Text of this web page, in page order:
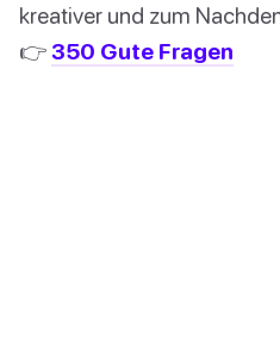
kreativer und zum
👉 350 Gute Fragen